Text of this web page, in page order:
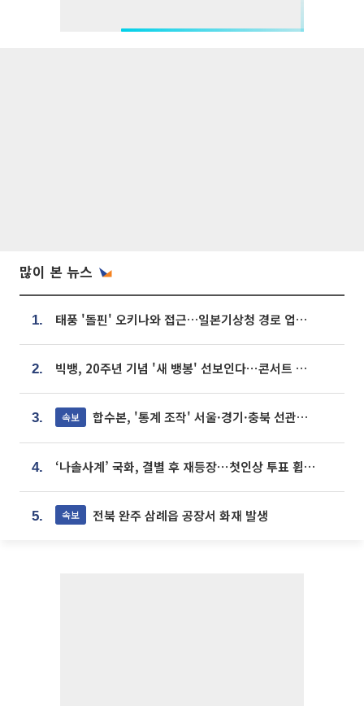
많이 본 뉴스
1. 태풍 '돌핀' 오키나와 접근…일본기상청 경로 업데이트
2. 빅뱅, 20주년 기념 '새 뱅봉' 선보인다⋯콘서트 앞두고 팝업 개최
3. 속보 합수본, '통계 조작' 서울·경기·충북 선관위 등 추가 압수수색
4. ‘나솔사계’ 국화, 결별 후 재등장⋯첫인상 투표 휩쓸고 ‘인기녀’ 등극
5. 속보 전북 완주 삼례읍 공장서 화재 발생